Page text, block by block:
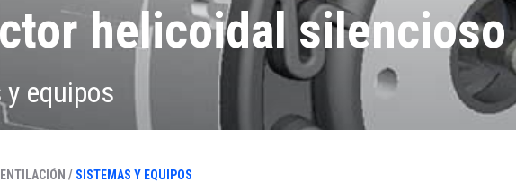
helicoidal silencioso
equipos
/ SISTEMAS Y EQUIPOS